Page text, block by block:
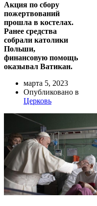
Акция по сбору
пожертвований
прошла в костелах.
Ранее средства
собрали католики
Польши,
финансовую помощь
оказывал Ватикан.
марта 5, 2023
Опубликовано в
Церковь